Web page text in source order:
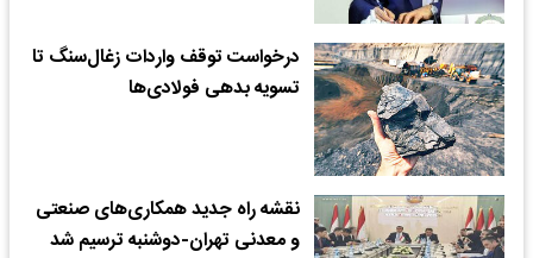
درخواست توقف واردات زغال‌سنگ تا
تسویه بدهی فولادی‌ها
نقشه راه جدید همکاری‌های صنعتی
و معدنی تهران-دوشنبه ترسیم شد